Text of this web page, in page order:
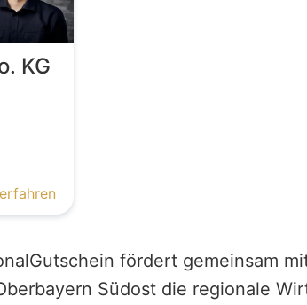
KG
fördert gemeinsam
Südost die regionale